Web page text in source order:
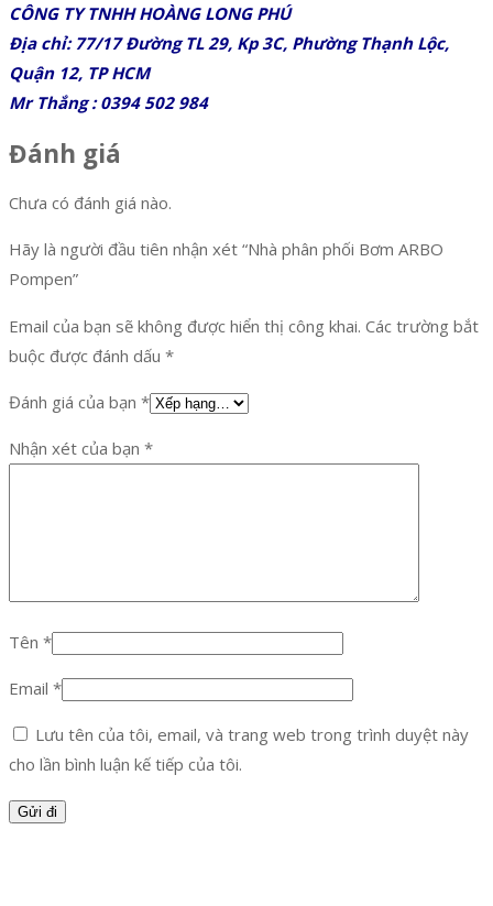
CÔNG TY TNHH HOÀNG LONG PHÚ
Địa chỉ: 77/17 Đường TL 29, Kp 3C, Phường Thạnh Lộc,
Quận 12, TP HCM
Mr Thắng : 0394 502 984
Đánh giá
Chưa có đánh giá nào.
Hãy là người đầu tiên nhận xét “Nhà phân phối Bơm ARBO
Pompen”
Email của bạn sẽ không được hiển thị công khai. Các trường bắt
buộc được đánh dấu *
Đánh giá của bạn *
Nhận xét của bạn *
Tên *
Email *
Lưu tên của tôi, email, và trang web trong trình duyệt này
cho lần bình luận kế tiếp của tôi.